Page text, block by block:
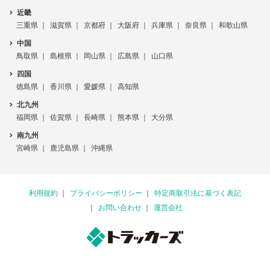
近畿
三重県
滋賀県 京都府 大阪府 兵庫県 奈良県 和歌山県
中国
鳥取県
島根県 岡山県 広島県 山口県
四国
徳島県
香川県 愛媛県 高知県
北九州
福岡県
佐賀県 長崎県 熊本県 大分県
南九州
宮崎県
鹿児島県 沖縄県
利用規約 プライバシーポリシー
特定商取引法に基づく表記
お問い合わせ
運営会社